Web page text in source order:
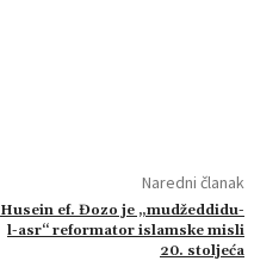
Naredni članak
Husein ef. Đozo je „mudžeddidu-
l-asr“ reformator islamske misli
20. stoljeća